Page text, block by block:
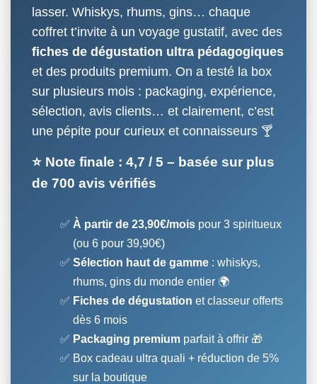
lasser. Whiskys, rhums, gins… chaque
coffret t’invite à un voyage gustatif, avec des
fiches de dégustation ultra pédagogiques
et des produits premium. On a testé la box
sur plusieurs mois : packaging, expérience,
sélection, avis clients… et clairement, c’est
une pépite pour curieux et connaisseurs 🍸
⭐ Note finale : 4,7 / 5 – basée sur plus
de 700 avis vérifiés
À partir de 23,90€/mois pour 3 spiritueux
(ou 6 pour 39,90€)
Sélection haut de gamme : whiskys,
rhums, gins du monde entier 🌍
Fiches de dégustation et classeur offerts
dès 6 mois
Packaging premium parfait à offrir 🎁
Box cadeau ultra quali + réduction de 5%
sur la boutique